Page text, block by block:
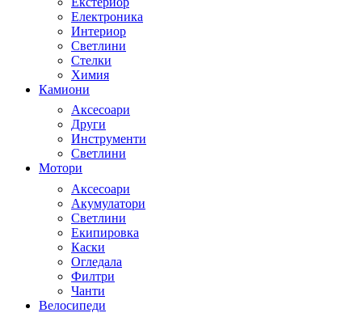
Електроника
Интериор
Светлини
Стелки
Химия
Камиони
Аксесоари
Други
Инструменти
Светлини
Мотори
Аксесоари
Акумулатори
Светлини
Екипировка
Каски
Огледала
Филтри
Чанти
Велосипеди